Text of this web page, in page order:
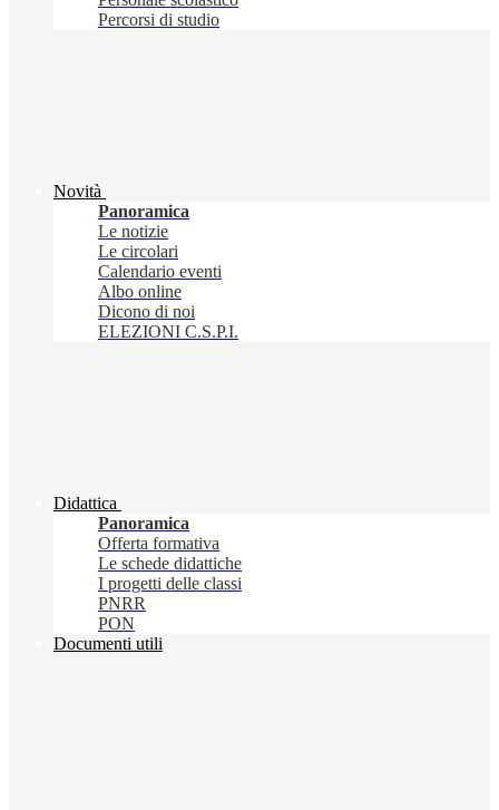
Percorsi di studio
Novità
Panoramica
Le notizie
Le circolari
Calendario eventi
Albo online
Dicono di noi
ELEZIONI C.S.P.I.
Didattica
Panoramica
Offerta formativa
Le schede didattiche
I progetti delle classi
PNRR
PON
Documenti utili